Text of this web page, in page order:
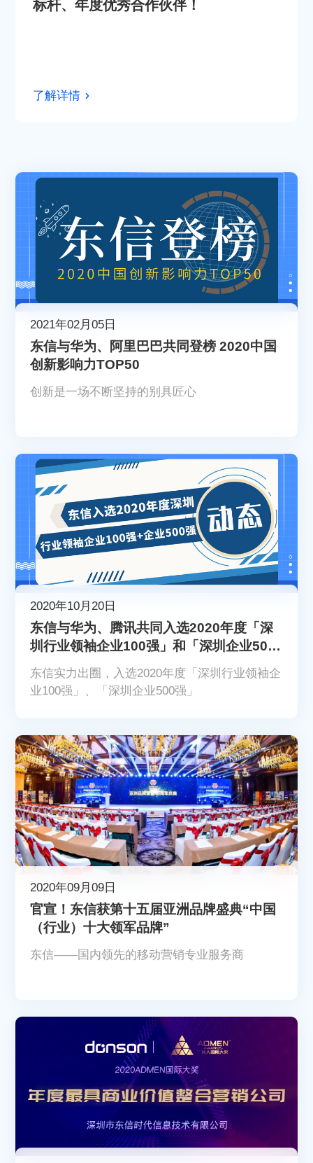
标杆、年度优秀合作伙伴！
了解详情
2021年02月05日
东信与华为、阿里巴巴共同登榜 2020中国
创新影响力TOP50
创新是一场不断坚持的别具匠心
2020年10月20日
东信与华为、腾讯共同入选2020年度「深
圳行业领袖企业100强」和「深圳企业500
强」
东信实力出圈，入选2020年度「深圳行业领袖企
业100强」、「深圳企业500强」
2020年09月09日
官宣！东信获第十五届亚洲品牌盛典“中国
（行业）十大领军品牌”
东信——国内领先的移动营销专业服务商